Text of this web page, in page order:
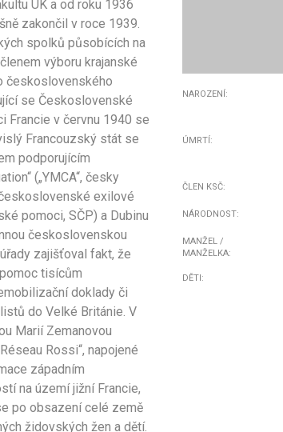
UK a od roku 1936
zakončil v roce 1939.
spolků působících na
výboru krajanské
československého
se Československé
Francie v červnu 1940 se
Francouzský stát se
podporujícím
(„YMCA“, česky
exilové
pomoci, SČP) a Dubinu
československou
zajišťoval fakt, že
tisícům
doklady či
do Velké Británie. V
Marií Zemanovou
Rossi“, napojené
západním
na území jižní Francie,
po obsazení celé země
židovských žen a dětí.
NAROZENÍ:
ÚMRTÍ:
ČLEN KSČ:
NÁRODNOST:
MANŽEL /
MANŽELKA:
DĚTI: